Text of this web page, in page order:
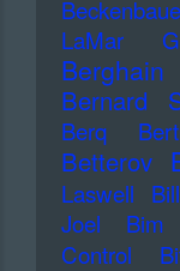
LaMar
Berghain
Bernard
Berq
Betterov
Laswell
Joel
Bim
Control